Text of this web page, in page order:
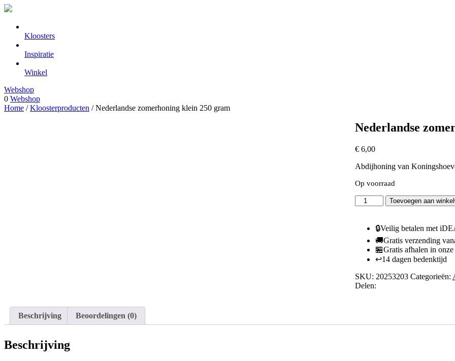
Kloosters
Inspiratie
Winkel
Webshop
0 Webshop
Home /Kloosterproducten / Nederlandse zomerhoning klein 250 gram
Nederlandse
€6,00
Abdijhoning van
Op voorraad
Nederlandse
zomerhoning
Toevoegen aan
🔒Veilig betalen met
🚚Gratis verzending
🏪Gratis afhalen in
↩️14 dagen bedenktijd
SKU: 20253203 Categorieën:
Delen:
Beschrijving Beoordelingen (0)
Beschrijving